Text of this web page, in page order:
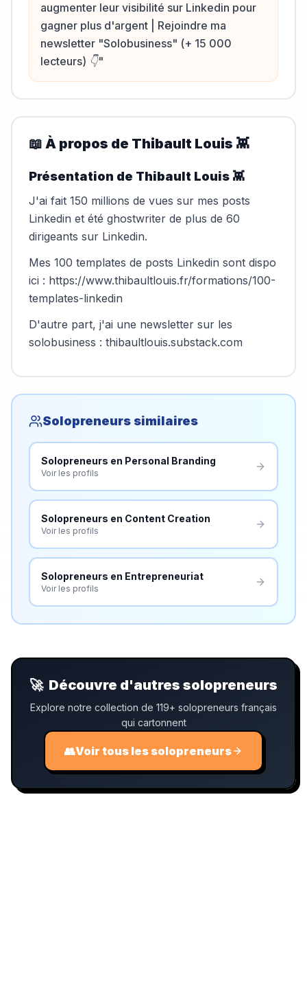
augmenter leur visibilité sur Linkedin pour
gagner plus d'argent | Rejoindre ma
newsletter "Solobusiness" (+ 15 000
lecteurs) 👇"
📖 À propos de Thibault Louis 👾
Présentation de Thibault Louis 👾
J'ai fait 150 millions de vues sur mes posts
Linkedin et été ghostwriter de plus de 60
dirigeants sur Linkedin.
Mes 100 templates de posts Linkedin sont dispo
ici : https://www.thibaultlouis.fr/formations/100-
templates-linkedin
D'autre part, j'ai une newsletter sur les
solobusiness : thibaultlouis.substack.com
Solopreneurs similaires
Solopreneurs en Personal Branding
Voir les profils
Solopreneurs en Content Creation
Voir les profils
Solopreneurs en Entrepreneuriat
Voir les profils
🚀 Découvre d'autres solopreneurs
Explore notre collection de 119+ solopreneurs français
qui cartonnent
👥Voir tous les solopreneurs